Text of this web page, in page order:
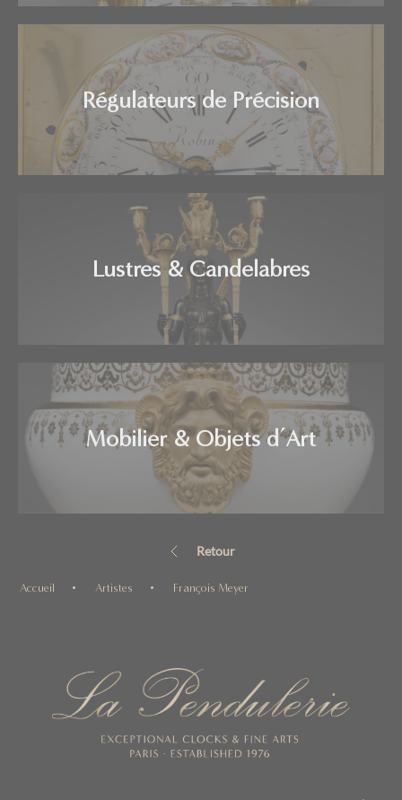
Régulateurs de Précision
Lustres & Candelabres
Mobilier & Objets d’Art
Retour
Accueil Artistes François Meyer